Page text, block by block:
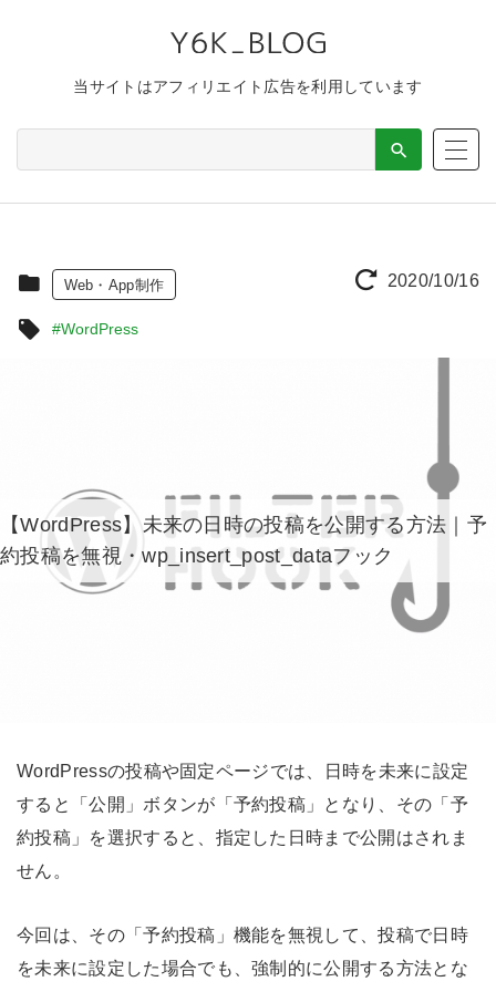
当サイトはアフィリエイト広告を利用しています
2020/10/16
Web・App制作
#WordPress
【WordPress】未来の日時の投稿を公開する方法｜予
約投稿を無視・wp_insert_post_dataフック
WordPressの投稿や固定ページでは、日時を未来に設定
すると「公開」ボタンが「予約投稿」となり、その「予
約投稿」を選択すると、指定した日時まで公開はされま
せん。
今回は、その「予約投稿」機能を無視して、投稿で日時
を未来に設定した場合でも、強制的に公開する方法とな